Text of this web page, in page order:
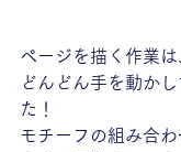
ページを描く作業
どんどん手を動か
た！
モチーフの組み合